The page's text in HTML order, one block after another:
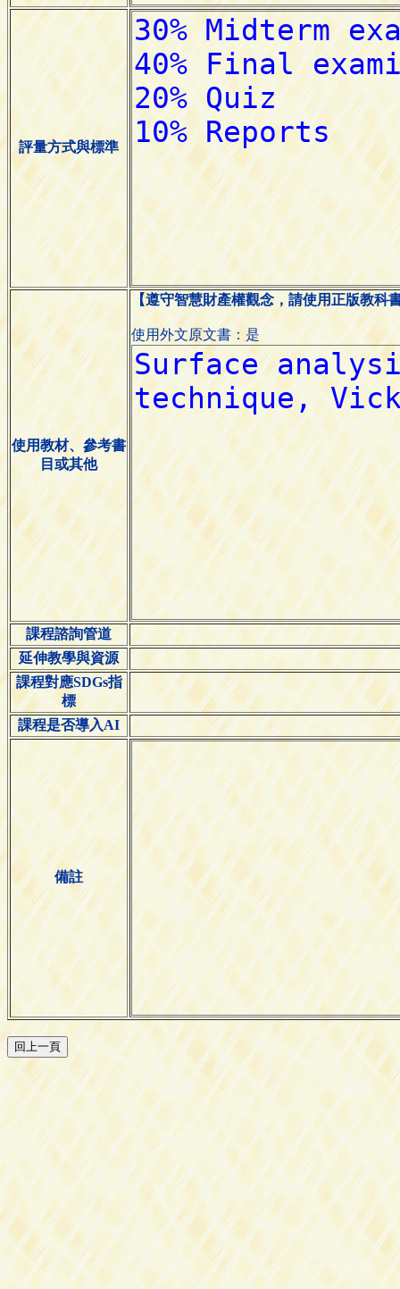
評量方式與標準
使用教材、參考書
目或其他
【遵守智慧財產權觀念，請使用正版教科
使用外文原文書：是
課程諮詢管道
延伸教學與資源
課程對應SDGs指
標
課程是否導入AI
備註